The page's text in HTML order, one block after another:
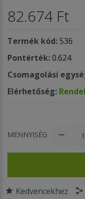
82.674 Ft
Termék kód: 536
Pontérték:0.624
Csomagolási
Elérhetőség:
MENNYISÉG
Kedvencekhez